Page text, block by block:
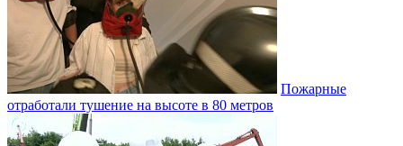
Пожарные
отработали тушение на высоте в 80 метров